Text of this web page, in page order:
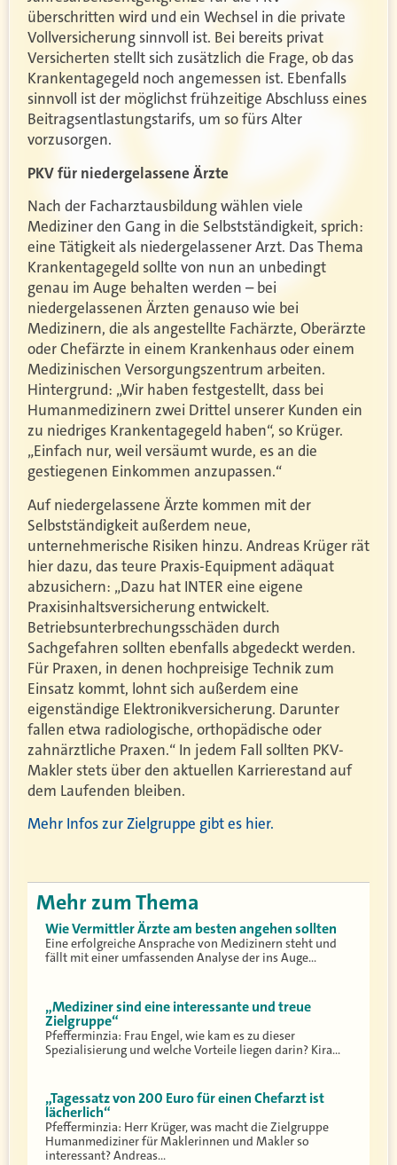
überschritten wird und ein Wechsel in die private
Vollversicherung sinnvoll ist. Bei bereits privat
Versicherten stellt sich zusätzlich die Frage, ob das
Krankentagegeld noch angemessen ist. Ebenfalls
sinnvoll ist der möglichst frühzeitige Abschluss eines
Beitragsentlastungstarifs, um so fürs Alter
vorzusorgen.
PKV für niedergelassene Ärzte
Nach der Facharztausbildung wählen viele
Mediziner den Gang in die Selbstständigkeit, sprich:
eine Tätigkeit als niedergelassener Arzt. Das Thema
Krankentagegeld sollte von nun an unbedingt
genau im Auge behalten werden – bei
niedergelassenen Ärzten genauso wie bei
Medizinern, die als angestellte Fachärzte, Oberärzte
oder Chefärzte in einem Krankenhaus oder einem
Medizinischen Versorgungszentrum arbeiten.
Hintergrund: „Wir haben festgestellt, dass bei
Humanmedizinern zwei Drittel unserer Kunden ein
zu niedriges Krankentagegeld haben“, so Krüger.
„Einfach nur, weil versäumt wurde, es an die
gestiegenen Einkommen anzupassen.“
Auf niedergelassene Ärzte kommen mit der
Selbstständigkeit außerdem neue,
unternehmerische Risiken hinzu. Andreas Krüger rät
hier dazu, das teure Praxis-Equipment adäquat
abzusichern: „Dazu hat INTER eine eigene
Praxisinhaltsversicherung entwickelt.
Betriebsunterbrechungsschäden durch
Sachgefahren sollten ebenfalls abgedeckt werden.
Für Praxen, in denen hochpreisige Technik zum
Einsatz kommt, lohnt sich außerdem eine
eigenständige Elektronikversicherung. Darunter
fallen etwa radiologische, orthopädische oder
zahnärztliche Praxen.“ In jedem Fall sollten PKV-
Makler stets über den aktuellen Karrierestand auf
dem Laufenden bleiben.
Mehr Infos zur Zielgruppe gibtes hier.
Mehr zum Thema
Wie Vermittler Ärzte am besten angehen sollten
Eine erfolgreiche Ansprache von Medizinern steht und
fällt mit einer umfassenden Analyse der ins Auge…
„Mediziner sind eine interessante und treue
Zielgruppe“
Pfefferminzia: Frau Engel, wie kam es zu dieser
Spezialisierung und welche Vorteile liegen darin? Kira…
„Tagessatz von 200 Euro für einen Chefarzt ist
lächerlich“
Pfefferminzia: Herr Krüger, was macht die Zielgruppe
Humanmediziner für Maklerinnen und Makler so
interessant? Andreas…